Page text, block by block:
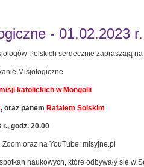
- 01.02.2023 r.
Polskich serdecznie zapraszają na
Misjologiczne
katolickich w Mongolii
, oraz panem Rafałem Solskim
godz. 20.00
oraz na YouTube: misyjne.pl
naukowych, które odbywały się w